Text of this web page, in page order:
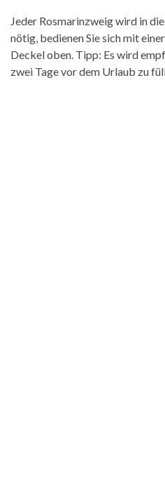
Jeder Rosmarinzweig wird in
nötig, bedienen Sie sich mit
Deckel oben. Tipp: Es wird
zwei Tage vor dem Urlaub zu